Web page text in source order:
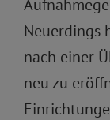
Neuerdings
nach einer
neu zu